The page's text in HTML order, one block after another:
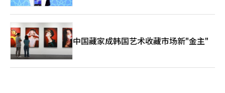
中国藏家成韩国艺术收藏市场新"金主"